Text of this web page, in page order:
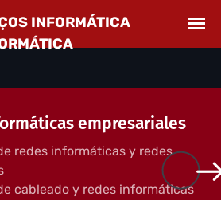
sin compromiso de
empresariales
redes informáticas y redes
cableado y redes informáticas